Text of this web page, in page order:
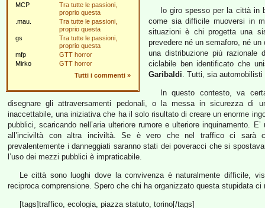
MCP
Tra tutte le passioni,
proprio questa
.mau.
Tra tutte le passioni,
proprio questa
gs
Tra tutte le passioni,
proprio questa
mfp
GTT horror
Mirko
GTT horror
Tutti i commenti »
Io giro spesso per la città in
come sia difficile muoversi in
situazioni è chi progetta una
prevedere né un semaforo, né
una distribuzione più razionale
ciclabile ben identificato che
Garibaldi. Tutti, sia automobilisti
In questo contesto, va
disegnare gli attraversamenti pedonali, o la messa in sicurezza di
inaccettabile, una iniziativa che ha il solo risultato di creare un enorme
pubblici, scaricando nell’aria ulteriore rumore e ulteriore inquinamento.
all’inciviltà con altra inciviltà. Se è vero che nel traffico ci sarà
prevalentemente i danneggiati saranno stati dei poveracci che si
l’uso dei mezzi pubblici è impraticabile.
Le città sono luoghi dove la convivenza è naturalmente difficile,
reciproca comprensione. Spero che chi ha organizzato questa stupidata ci
[tags]traffico, ecologia, piazza statuto, torino[/tags]